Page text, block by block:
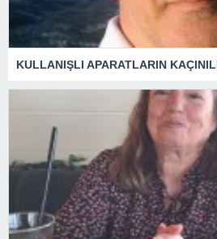
KULLANIŞLI APARATLARIN